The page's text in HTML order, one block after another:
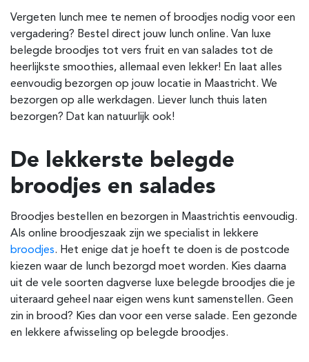
Vergeten lunch mee te nemen of broodjes nodig voor een
vergadering? Bestel direct jouw lunch online. Van luxe
belegde broodjes tot vers fruit en van salades tot de
heerlijkste smoothies, allemaal even lekker! En laat alles
eenvoudig bezorgen op jouw locatie in Maastricht. We
bezorgen op alle werkdagen. Liever lunch thuis laten
bezorgen? Dat kan natuurlijk ook!
De lekkerste belegde
broodjes en salades
Broodjes bestellen en bezorgen in Maastrichtis eenvoudig.
Als online broodjeszaak zijn we specialist in lekkere
broodjes. Het enige dat je hoeft te doen is de postcode
kiezen waar de lunch bezorgd moet worden. Kies daarna
uit de vele soorten dagverse luxe belegde broodjes die je
uiteraard geheel naar eigen wens kunt samenstellen. Geen
zin in brood? Kies dan voor een verse salade. Een gezonde
en lekkere afwisseling op belegde broodjes.